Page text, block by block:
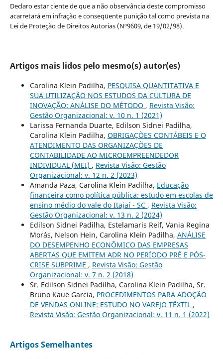
Declaro estar ciente de que a não observância deste compromisso
acarretará em infração e conseqüente punição tal como prevista na
Lei de Proteção de Direitos Autorias (Nº9609, de 19/02/98).
Artigos mais lidos pelo mesmo(s) autor(es)
Carolina Klein Padilha, PESQUISA QUANTITATIVA E
SUA UTILIZAÇÃO NOS ESTUDOS DA CULTURA DE
INOVAÇÃO: ANÁLISE DO MÉTODO , Revista Visão:
Gestão Organizacional: v. 10 n. 1 (2021)
Larissa Fernanda Duarte, Edilson Sidnei Padilha,
Carolina Klein Padilha, OBRIGAÇÕES CONTÁBEIS E O
ATENDIMENTO DAS ORGANIZAÇÕES DE
CONTABILIDADE AO MICROEMPREENDEDOR
INDIVIDUAL (MEI) , Revista Visão: Gestão
Organizacional: v. 12 n. 2 (2023)
Amanda Paza, Carolina Klein Padilha, Educação
financeira como política pública: estudo em escolas de
ensino médio do vale do Itajaí - SC , Revista Visão:
Gestão Organizacional: v. 13 n. 2 (2024)
Edilson Sidnei Padilha, Estelamaris Reif, Vania Regina
Morás, Nelson Hein, Carolina Klein Padilha, ANÁLISE
DO DESEMPENHO ECONÔMICO DAS EMPRESAS
ABERTAS QUE EMITEM ADR NO PERÍODO PRÉ E PÓS-
CRISE SUBPRIME , Revista Visão: Gestão
Organizacional: v. 7 n. 2 (2018)
Sr. Edilson Sidnei Padilha, Carolina Klein Padilha, Sr.
Bruno Kaue Garcia, PROCEDIMENTOS PARA ADOÇÃO
DE VENDAS ONLINE: ESTUDO NO VAREJO TÊXTIL ,
Revista Visão: Gestão Organizacional: v. 11 n. 1 (2022)
Artigos Semelhantes